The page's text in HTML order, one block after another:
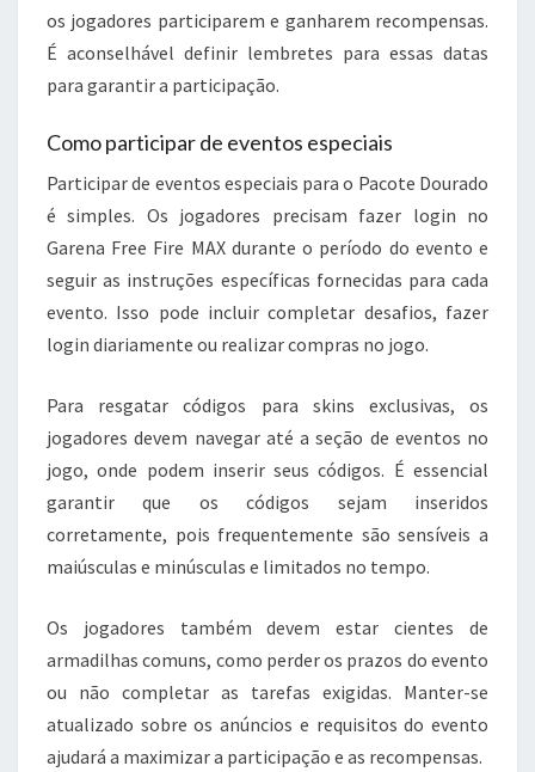
os jogadores participarem e ganharem recompensas.
É aconselhável definir lembretes para essas datas
para garantir a participação.
Como participar de eventos especiais
Participar de eventos especiais para o Pacote Dourado
é simples. Os jogadores precisam fazer login no
Garena Free Fire MAX durante o período do evento e
seguir as instruções específicas fornecidas para cada
evento. Isso pode incluir completar desafios, fazer
login diariamente ou realizar compras no jogo.
Para resgatar códigos para skins exclusivas, os
jogadores devem navegar até a seção de eventos no
jogo, onde podem inserir seus códigos. É essencial
garantir que os códigos sejam inseridos
corretamente, pois frequentemente são sensíveis a
maiúsculas e minúsculas e limitados no tempo.
Os jogadores também devem estar cientes de
armadilhas comuns, como perder os prazos do evento
ou não completar as tarefas exigidas. Manter-se
atualizado sobre os anúncios e requisitos do evento
ajudará a maximizar a participação e as recompensas.